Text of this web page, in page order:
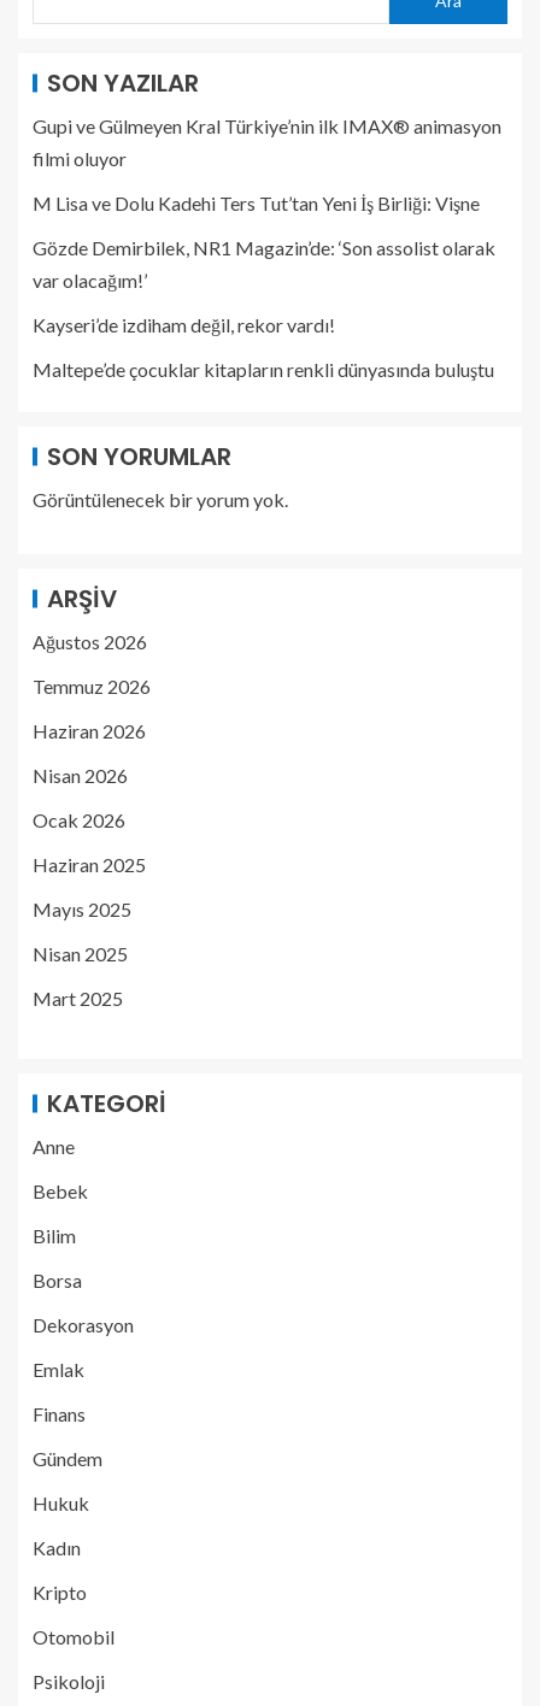
SON YAZILAR
Gupi ve Gülmeyen Kral Türkiye’nin ilk IMAX® animasyon
filmi oluyor
M Lisa ve Dolu Kadehi Ters Tut’tan Yeni İş Birliği: Vişne
Gözde Demirbilek, NR1 Magazin’de: ‘Son assolist olarak
var olacağım!’
Kayseri’de izdiham değil, rekor vardı!
Maltepe’de çocuklar kitapların renkli dünyasında buluştu
SON YORUMLAR
Görüntülenecek bir yorum yok.
ARŞIV
Ağustos 2026
Temmuz 2026
Haziran 2026
Nisan 2026
Ocak 2026
Haziran 2025
Mayıs 2025
Nisan 2025
Mart 2025
KATEGORI
Anne
Bebek
Bilim
Borsa
Dekorasyon
Emlak
Finans
Gündem
Hukuk
Kadın
Kripto
Otomobil
Psikoloji